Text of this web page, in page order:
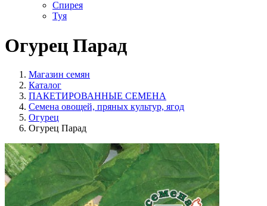
Спирея
Туя
Огурец Парад
Магазин семян
Каталог
ПАКЕТИРОВАННЫЕ СЕМЕНА
Семена овощей, пряных культур, ягод
Огурец
Огурец Парад